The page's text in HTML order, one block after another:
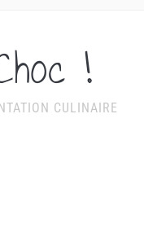
!
CULINAIRE